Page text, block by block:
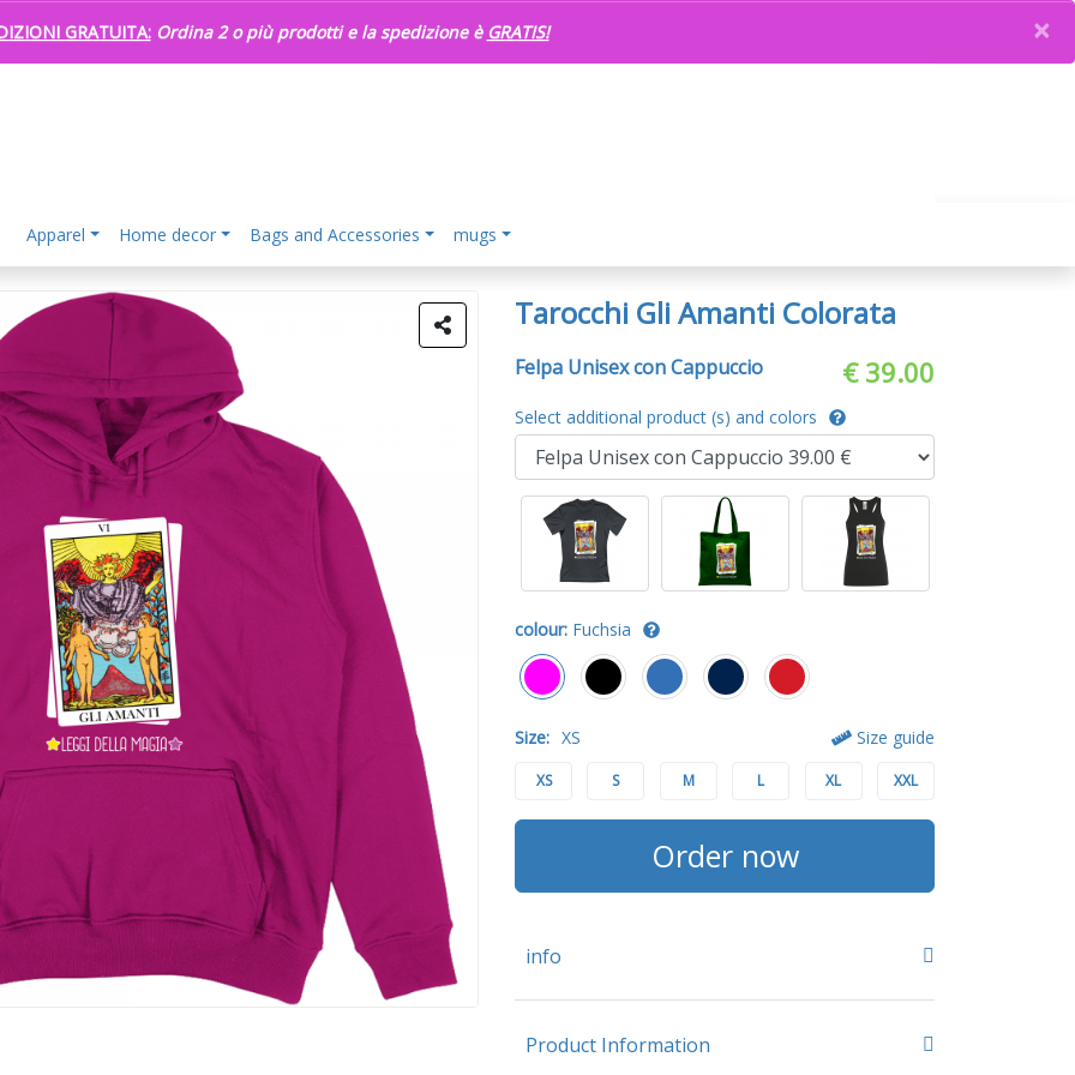
GRATUITA: Ordina 2 o più prodotti e la spedizione è GRATIS! ×
Apparel Home decor Bags and Accessories mugs
Tarocchi Gli Amanti Colorata
Felpa Unisex con Cappuccio € 39.00
Select additional product (s) and colors
colour: Fuchsia
Size: XS Size guide
XS S M L XL XXL
Order now
info
Product Information